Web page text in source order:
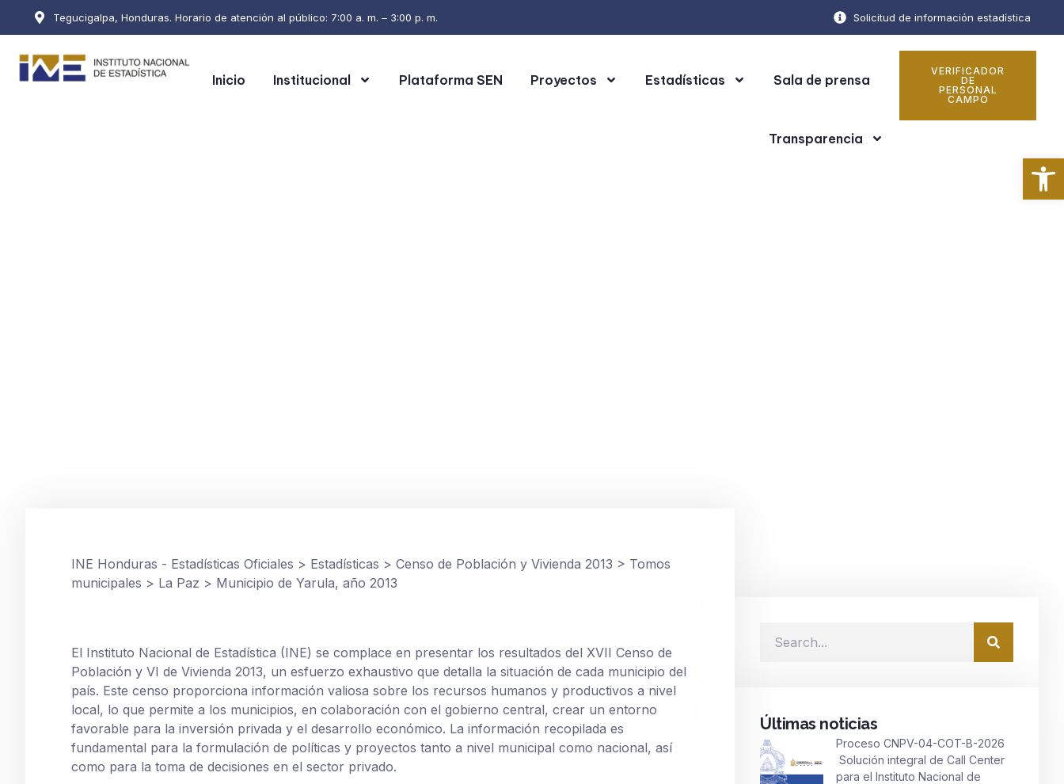
Tegucigalpa, Honduras. Horario de atención al público: 7:00 a. m. – 3:00 p. m. Solicitud de información estadística
Inicio Institucional Plataforma SEN Proyectos Estadísticas Sala de prensa
Transparencia
VERIFICADOR
DE
PERSONAL
CAMPO
INE Honduras - Estadísticas Oficiales > Estadísticas > Censo de Población y Vivienda 2013 > Tomos
municipales > La Paz > Municipio de Yarula, año 2013
El Instituto Nacional de Estadística (INE) se complace en presentar los resultados del XVII Censo de
Población y VI de Vivienda 2013, un esfuerzo exhaustivo que detalla la situación de cada municipio del
país. Este censo proporciona información valiosa sobre los recursos humanos y productivos a nivel
local, lo que permite a los municipios, en colaboración con el gobierno central, crear un entorno
favorable para la inversión privada y el desarrollo económico. La información recopilada es
fundamental para la formulación de políticas y proyectos tanto a nivel municipal como nacional, así
como para la toma de decisiones en el sector privado.
Últimas noticias
Proceso CNPV-04-COT-B-2026
Solución integral de Call Center
para el Instituto Nacional de